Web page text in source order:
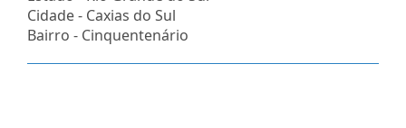
Cidade - Caxias do Sul
Bairro - Cinquentenário